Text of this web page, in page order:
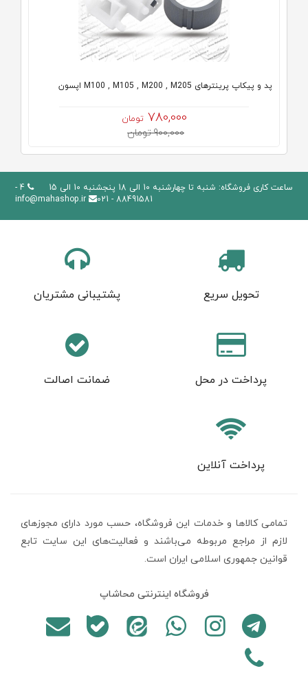
پد و پیکاپ پرینترهای M100 , M105 , M200 , M205 اپسون
780,000 تومان
900,000 تومان
ساعت کاری فروشگاه: شنبه تا چهارشنبه 10 الی 18 پنجشنبه 10 الی 15
4 -
88491581 - 021
info@mahashop.ir
تحویل سریع پشتیبانی مشتریان
پرداخت در محل ضمانت اصالت
پرداخت آنلاین
تمامی كالاها و خدمات اين فروشگاه، حسب مورد دارای مجوزهای
لازم از مراجع مربوطه می‌باشند و فعاليت‌های اين سايت تابع
قوانين جمهوری اسلامی ایران است.
فروشگاه اینترنتی محاشاپ